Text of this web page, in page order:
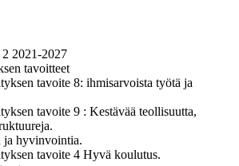
2021-2027
tavoitteet